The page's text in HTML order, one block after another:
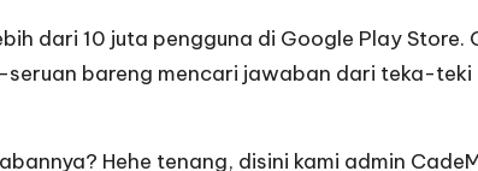
dari 10 juta pengguna di Google Play Store.
bareng mencari jawaban dari teka-
Hehe tenang, disini kami admin